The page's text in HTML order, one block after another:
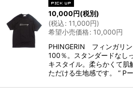
10,000円(税別)
(税込: 11,000円)
希望小売価格: 10,000円
PHINGERIN フィンガリ
100％。スタンダードなし
キスタイル。柔らかくて肌
ただける生地感です。 “ P